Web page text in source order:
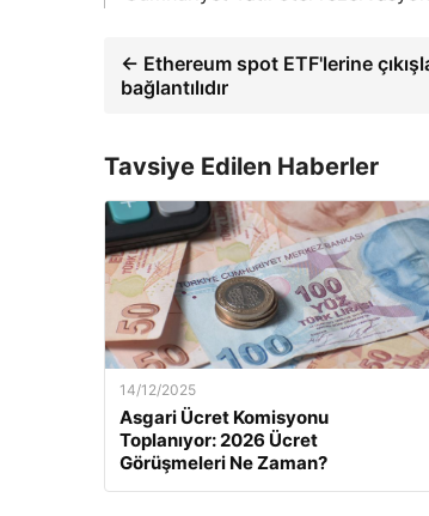
← Ethereum spot ETF'lerine
bağlantılıdır
Tavsiye Edilen Haberler
14/12/2025
Asgari Ücret Komisyonu
Toplanıyor: 2026 Ücret
Görüşmeleri Ne Zaman?